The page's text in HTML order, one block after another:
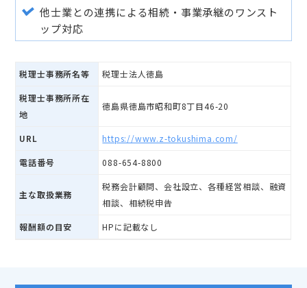
他士業との連携による相続・事業承継のワンスト
ップ対応
税理士事務所名等 税理士法人徳島
税理士事務所所在
地
徳島県徳島市昭和町8丁目46-20
URL https://www.z-tokushima.com/
電話番号 088-654-8800
主な取扱業務
税務会計顧問、会社設立、各種経営相談、融資
相談、相続税申告
報酬額の目安 HPに記載なし